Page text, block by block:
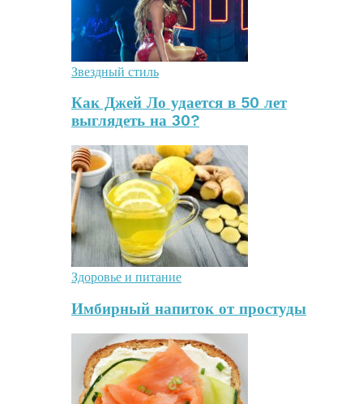
Звездный стиль
Как Джей Ло удается в 50 лет
выглядеть на 30?
Здоровье и питание
Имбирный напиток от простуды